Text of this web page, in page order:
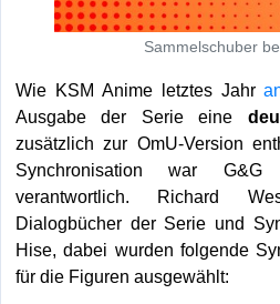
Sammelschuber
Wie KSM Anime letztes Jahr
Ausgabe der Serie eine
zusätzlich zur OmU-Version
Synchronisation war
verantwortlich. Richard
Dialogbücher der Serie und
Hise, dabei wurden folgende
für die Figuren ausgewählt: